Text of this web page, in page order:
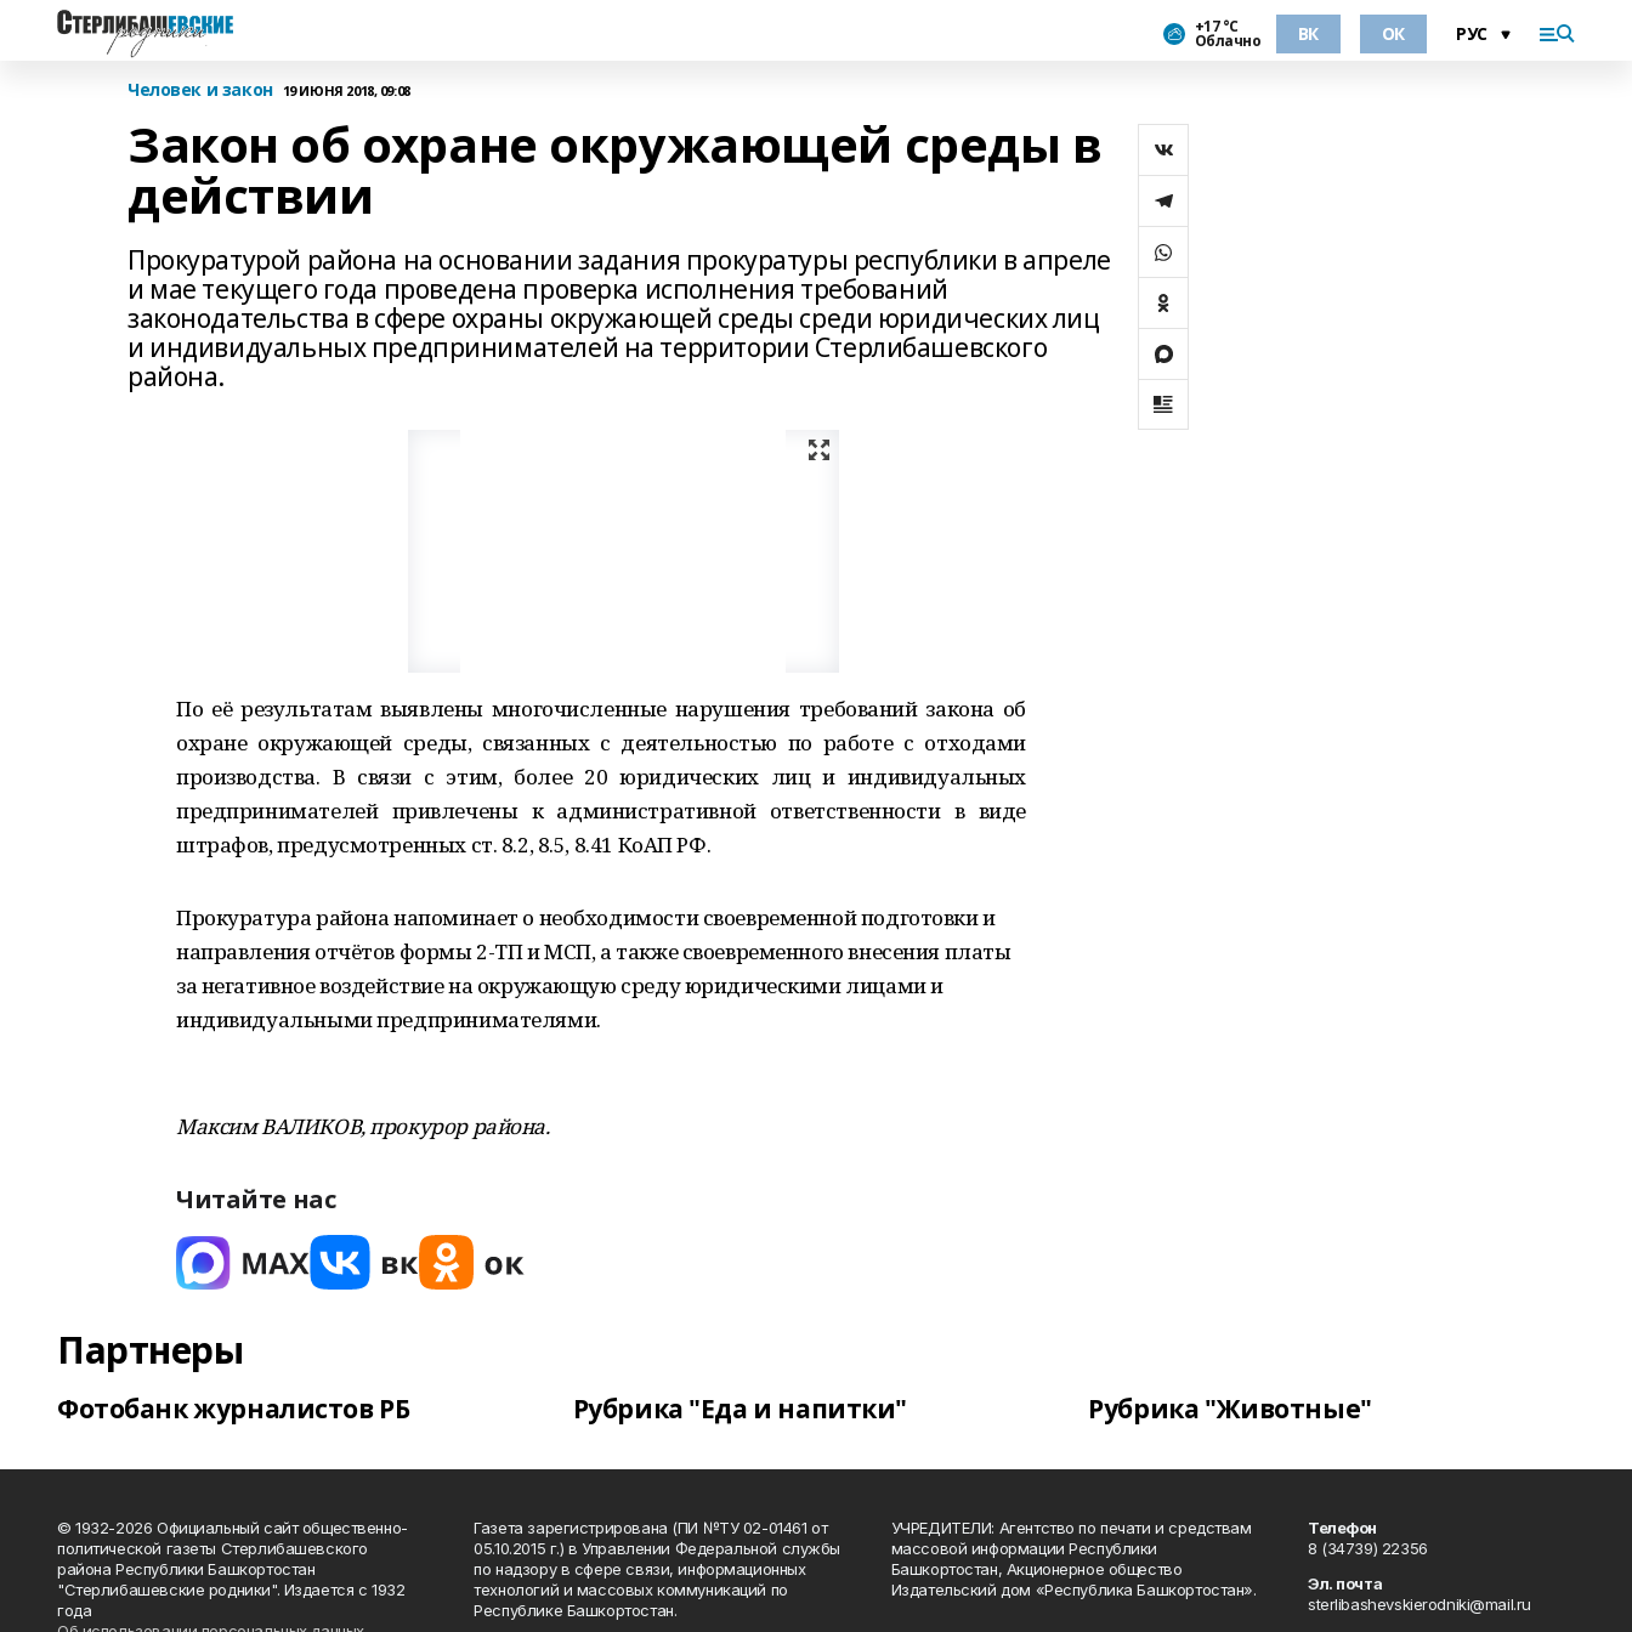
+17 °С
Облачно ВК ОК
Человек и закон 19 ИЮНЯ 2018, 09:08
Закон об охране окружающей среды в
действии
Прокуратурой района на основании задания прокуратуры республики в апреле
и мае текущего года проведена проверка исполнения требований
законодательства в сфере охраны окружающей среды среди юридических лиц
и индивидуальных предпринимателей на территории Стерлибашевского
района.
По её результатам выявлены многочисленные нарушения требований закона об
охране окружающей среды, связанных с деятельностью по работе с отходами
производства. В связи с этим, более 20 юридических лиц и индивидуальных
предпринимателей привлечены к административной ответственности в виде
штрафов, предусмотренных ст. 8.2, 8.5, 8.41 КоАП РФ.
Прокуратура района напоминает о необходимости своевременной подготовки и
направления отчётов формы 2-ТП и МСП, а также своевременного внесения платы
за негативное воздействие на окружающую среду юридическими лицами и
индивидуальными предпринимателями.
Максим ВАЛИКОВ, прокурор района.
Читайте нас
Партнеры
Фотобанк журналистов РБ Рубрика "Еда и напитки" Рубрика "Животные"
© 1932-2026 Официальный сайт общественно-
политической газеты Стерлибашевского
района Республики Башкортостан
"Стерлибашевские родники". Издается с 1932
года
Газета зарегистрирована (ПИ №ТУ 02-01461 от
05.10.2015 г.) в Управлении Федеральной службы
по надзору в сфере связи, информационных
технологий и массовых коммуникаций по
Республике Башкортостан.
УЧРЕДИТЕЛИ: Агентство по печати и средствам
массовой информации Республики
Башкортостан, Акционерное общество
Издательский дом «Республика Башкортостан».
Телефон
8 (34739) 22356
Эл. почта
sterlibashevskierodniki@mail.ru